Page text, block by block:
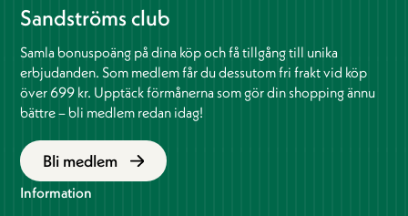
Sandströms club
Samla bonuspoäng på dina köp och få tillgång till unika
erbjudanden. Som medlem får du dessutom fri frakt vid köp
över 699 kr. Upptäck förmånerna som gör din shopping ännu
bättre – bli medlem redan idag!
Bli medlem
Information